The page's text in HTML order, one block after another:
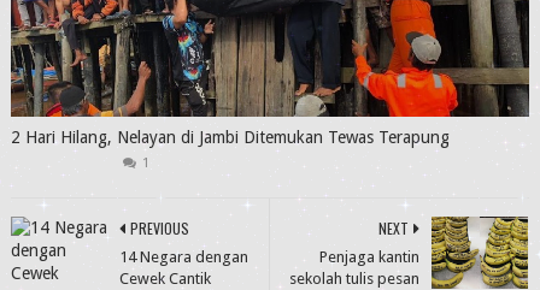
2 Hari Hilang, Nelayan di Jambi Ditemukan Tewas Terapung
1
NEXT
Penjaga kantin
sekolah tulis pesan
PREVIOUS
14 Negara dengan
Cewek Cantik